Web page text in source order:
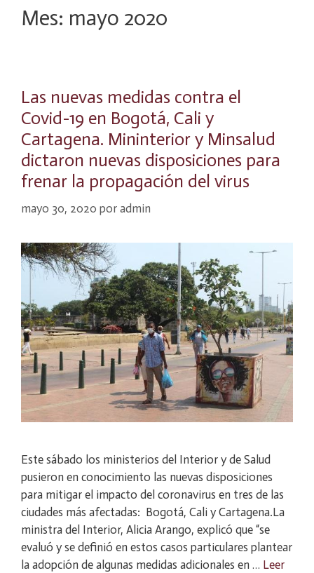
Mes: mayo 2020
Las nuevas medidas contra el
Covid-19 en Bogotá, Cali y
Cartagena. Mininterior y Minsalud
dictaron nuevas disposiciones para
frenar la propagación del virus
mayo 30, 2020 por admin
Este sábado los ministerios del Interior y de Salud
pusieron en conocimiento las nuevas disposiciones
para mitigar el impacto del coronavirus en tres de las
ciudades más afectadas: Bogotá, Cali y Cartagena.La
ministra del Interior, Alicia Arango, explicó que “se
evaluó y se definió en estos casos particulares plantear
la adopción de algunas medidas adicionales en … Leer